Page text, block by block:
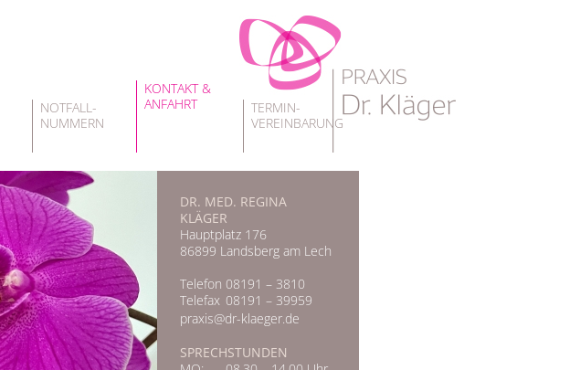
NOTFALL-
NUMMERN
KONTAKT &
ANFAHRT
TERMIN-
VEREINBARUNG
DR. MED. REGINA
KLÄGER
Hauptplatz 176
86899 Landsberg am Lech
Telefon 08191 – 3810
Telefax 08191 – 39959
praxis@dr-klaeger.de
SPRECHSTUNDEN